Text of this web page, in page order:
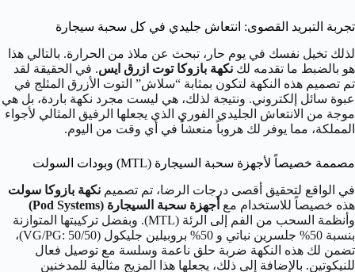
تجربة التبريد القصوى: انتعاش جليدي في كل سحبة سيجارة
لذلك تخيل نفسك في يوم حار، تبحث عن ملاذ من الحرارة. بالتالي هذا
هو بالضبط ما تقدمه لك نكهة بازوكا توت ازرق ايس. في الحقيقة لقد
تم تصميم هذه النكهة لتكون بمثابة “سلاش” التوت الأزرق المثلج في
عبوة سائل إلكتروني. ونتيجة لذلك، هي ليست مجرد نكهة باردة، بل هي
موجة من الانتعاش الجليدي الفوري الذي يجعلها الرفيق المثالي لأجواء
المملكة، مما يوفر لك هروباً منعشاً في أي وقت من اليوم.
مصممة خصيصاً لأجهزة سحبة السيجارة (MTL) وبودات السولت
في الواقع لتحقيق أقصى درجات الرضا، تم تصميم نكهة بازوكا سولت
هذه خصيصاً للاستخدام مع أجهزة سحبة السيجارة (Pod Systems)
وأنظمة السحب من الفم إلى الرئة (MTL). وبفضل تركيبتها المتوازنة
بنسبة 50% جلسرين نباتي و 50% بروبيلين جليكول (VG/PG: 50/50)،
تضمن لك هذه النكهة ضربة حلق ناعمة وسلسة مع توصيل فعال
للنيكوتين. بالإضافة إلى ذلك، يجعلها هذا المزيج مثالية للمدخنين